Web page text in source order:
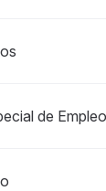
de Empleo